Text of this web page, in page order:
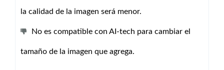
la calidad de la imagen será menor.
No es compatible con AI-tech para cambiar el
tamaño de la imagen que agrega.